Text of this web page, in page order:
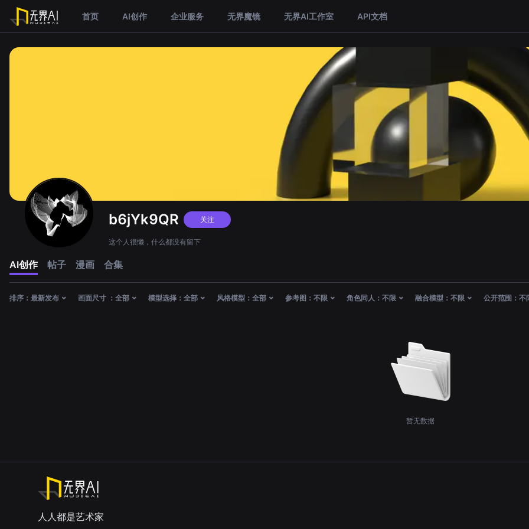
首页 AI创作 企业服务 无界魔镜 无界AI工作室 API文档
b6jYk9QR 关注
这个人很懒，什么都没有留下
AI创作 帖子 漫画 合集
排序： 最新发布 画面尺寸 ： 全部 模型选择： 全部 风格模型： 全部 参考图： 不限 角色同人： 不限 融合模型： 不限 公开范围： 不
暂无数据
人人都是艺术家